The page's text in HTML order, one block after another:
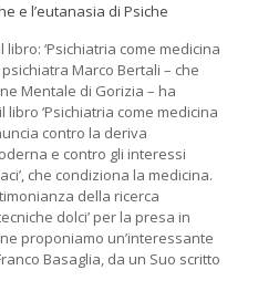
e l’eutanasia di Psiche
‘Psichiatria come medicina
psichiatra Marco Bertali – che
Mentale di Gorizia – ha
‘Psichiatria come medicina
contro la deriva
e contro gli interessi
che condiziona la medicina.
della ricerca
dolci’ per la presa in
proponiamo un’interessante
Basaglia, da un Suo scritto